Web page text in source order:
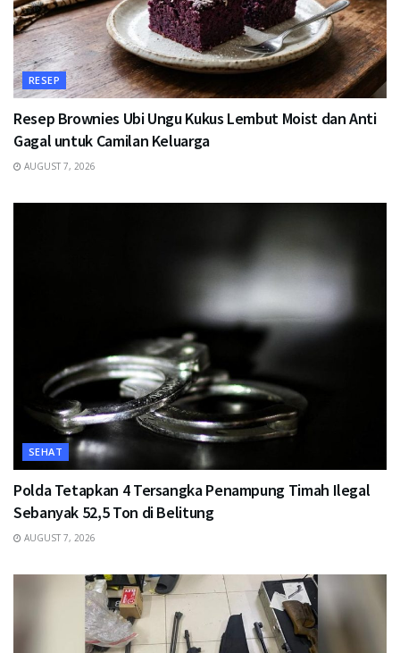
RESEP
Resep Brownies Ubi Ungu Kukus Lembut Moist dan Anti
Gagal untuk Camilan Keluarga
AUGUST 7, 2026
SEHAT
Polda Tetapkan 4 Tersangka Penampung Timah Ilegal
Sebanyak 52,5 Ton di Belitung
AUGUST 7, 2026